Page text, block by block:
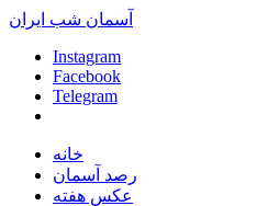
آسمان شب ایران
Instagram
Facebook
Telegram
خانه
رصد آسمان
عکس هفته